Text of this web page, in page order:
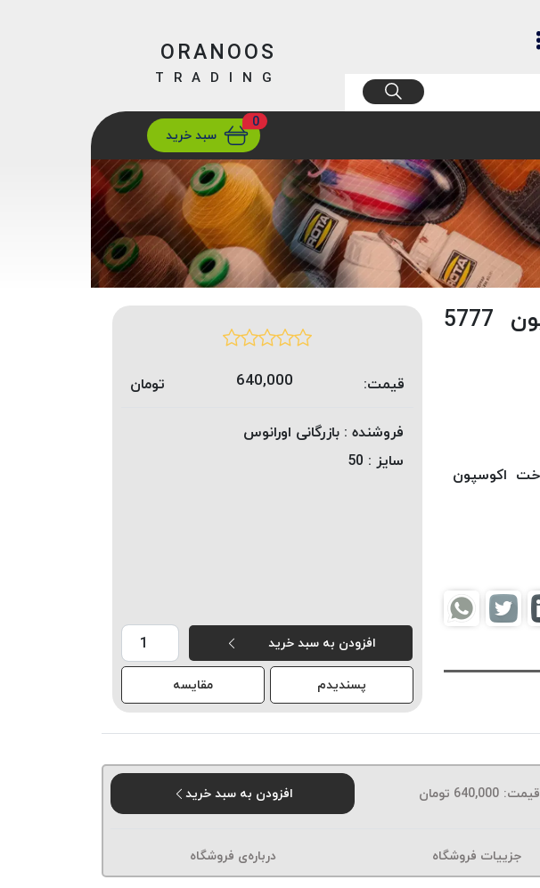
ارسالتهران/ تهران
ORANOOS
TRADING
0
سبد خرید
نخ دولا ترکیه اکوسپون 5777
اکوسپون
قیمت: 640,000
تومان
فروشنده : بازرگانی اورانوس
سایز : 50
افزودن به سبد خرید
پسندیدم
مقایسه
قیمت: 640,000 تومان
افزودن به سبد خرید
جزییات فروشگاه درباره‌ی فروشگاه